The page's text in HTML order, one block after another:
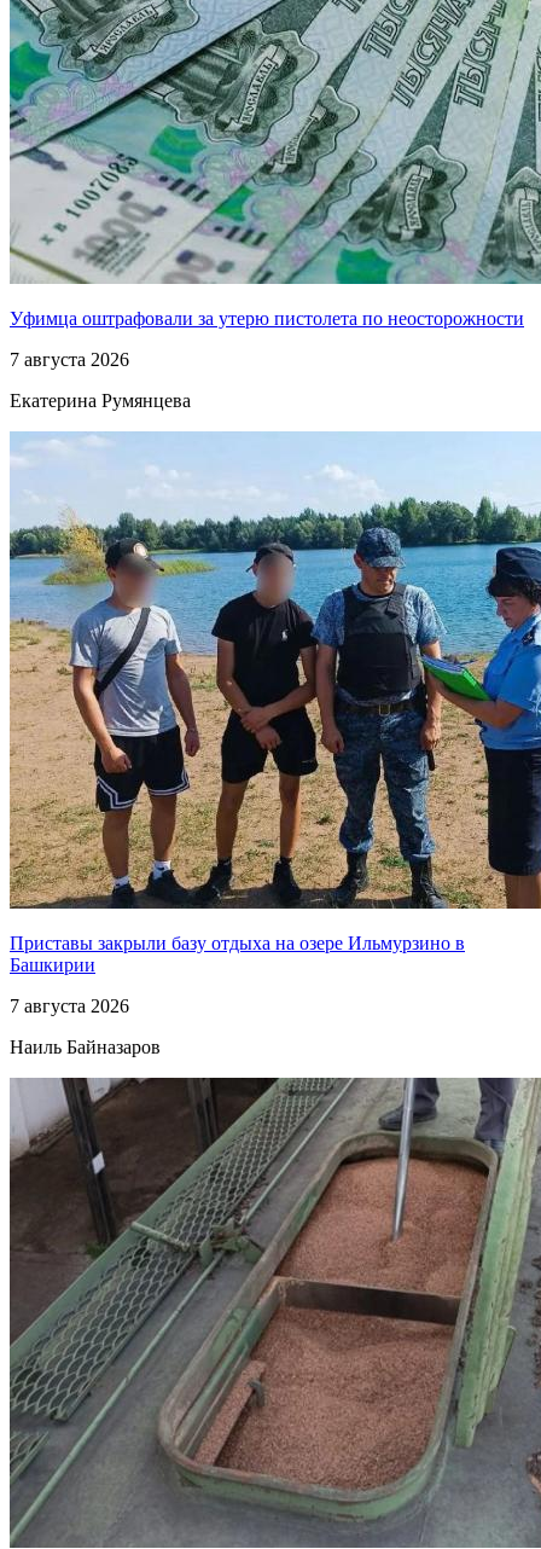
Уфимца оштрафовали за утерю пистолета по неосторожности
7 августа 2026
Екатерина Румянцева
Приставы закрыли базу отдыха на озере Ильмурзино в
Башкирии
7 августа 2026
Наиль Байназаров